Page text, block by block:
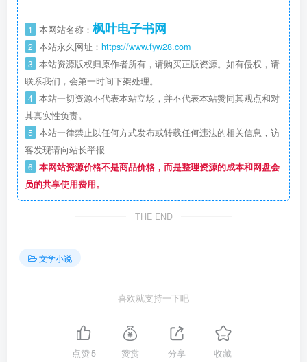
1 本网站名称： 枫叶电子书网
2 本站永久网址： https://www.fyw28.com
3 本站资源版权归原作者所有，请购买正版资源。如有侵权，请
联系我们，会第一时间下架处理。
4 本站一切资源不代表本站立场，并不代表本站赞同其观点和对
其真实性负责。
5 本站一律禁止以任何方式发布或转载任何违法的相关信息，访
客发现请向站长举报
6 本网站资源价格不是商品价格，而是整理资源的成本和网盘会
员的共享使用费用。
THE END
文学小说
喜欢就支持一下吧
点赞5 赞赏 分享 收藏